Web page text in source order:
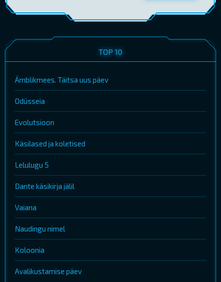
TOP 10
Ämblikmees. Täitsa uus päev
Odüsseia
Evolutsioon
Käsilased ja koletised
Lelulugu 5
Dante käsikirja jälil
Vaiana
Naudingu nimel
Koloonia
Avalikustamise päev